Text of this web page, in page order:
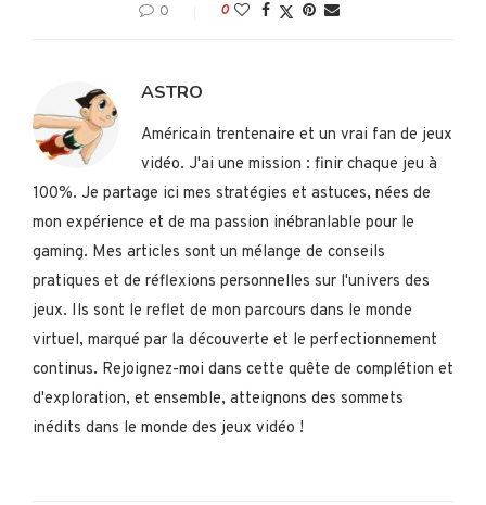
0 0
ASTRO
Américain trentenaire et un vrai fan de jeux
vidéo. J'ai une mission : finir chaque jeu à
100%. Je partage ici mes stratégies et astuces, nées de
mon expérience et de ma passion inébranlable pour le
gaming. Mes articles sont un mélange de conseils
pratiques et de réflexions personnelles sur l'univers des
jeux. Ils sont le reflet de mon parcours dans le monde
virtuel, marqué par la découverte et le perfectionnement
continus. Rejoignez-moi dans cette quête de complétion et
d'exploration, et ensemble, atteignons des sommets
inédits dans le monde des jeux vidéo !